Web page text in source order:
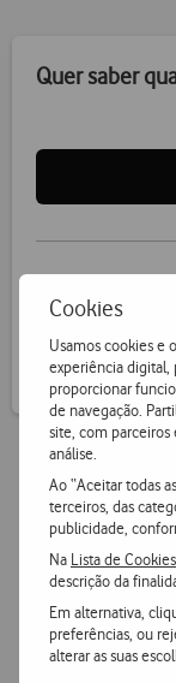
Cookies
Usamos cookies e
experiência digital,
proporcionar
de navegação.
site, com parceiros
análise.
Ao “Aceitar todas
terceiros, das
publicidade,
Na Lista de Cookies
descrição da
Em alternativa,
preferências, ou
alterar as suas
Quer saber
Receba informação
Vantagens
14 dias
nossas